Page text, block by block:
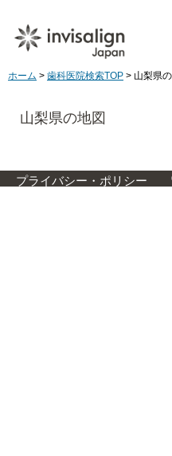
ホーム > 歯科医院検索TOP > 山梨県
山梨県の地図
プライバシー・ポリシー